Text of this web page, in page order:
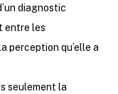
diagnostic
entre les
perception qu’elle a
seulement la